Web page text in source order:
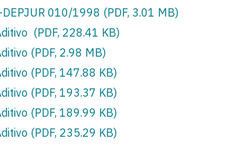
010/1998 (PDF, 3.01 MB)
(PDF, 228.41 KB)
(PDF, 2.98 MB)
(PDF, 147.88 KB)
(PDF, 193.37 KB)
(PDF, 189.99 KB)
(PDF, 235.29 KB)